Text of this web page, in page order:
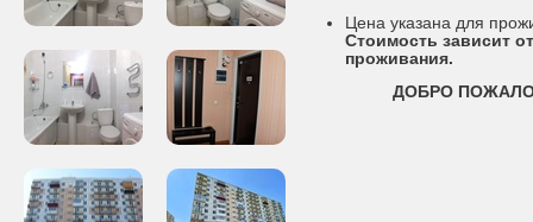
Цена указана для
Стоимость зависит
проживания.
ДОБРО